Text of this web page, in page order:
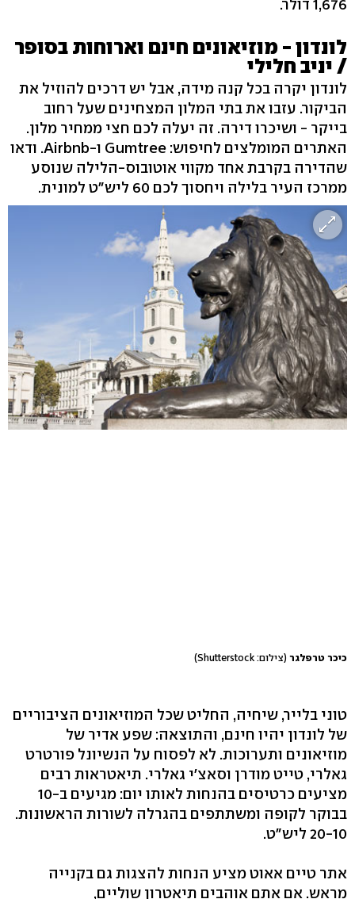
‭1,676‬ דולר.
לונדון - מוזיאונים חינם וארוחות בסופר
/ יניב חלילי
לונדון יקרה בכל קנה מידה, אבל יש דרכים להוזיל את
הביקור. עזבו את בתי המלון המצחינים שעל רחוב
בייקר - ושיכרו דירה. זה יעלה לכם חצי ממחיר מלון.
האתרים המומלצים לחיפוש: Gumtree ו‭.Airbnb-‬ ודאו
שהדירה בקרבת אחד מקווי אוטובוס-הלילה שנוסע
ממרכז העיר בלילה ויחסוך לכם 60 ליש"ט למונית.
כיכר טרפלגר (צילום: Shutterstock)
טוני בלייר, שיחיה, החליט שכל המוזיאונים הציבוריים
של לונדון יהיו חינם, והתוצאה: שפע אדיר של
מוזיאונים ותערוכות. לא לפסוח על הנשיונל פורטרט
גאלרי, טייט מודרן וסאצ'י גאלרי. תיאטראות רבים
בבוקר לקופה ומשתתפים בהגרלה לשורות הראשונות.
‭20-10‬ ליש"ט.
אתר טיים אאוט מציע הנחות להצגות גם בקנייה
מראש. אם אתם אוהבים תיאטרון שוליים,